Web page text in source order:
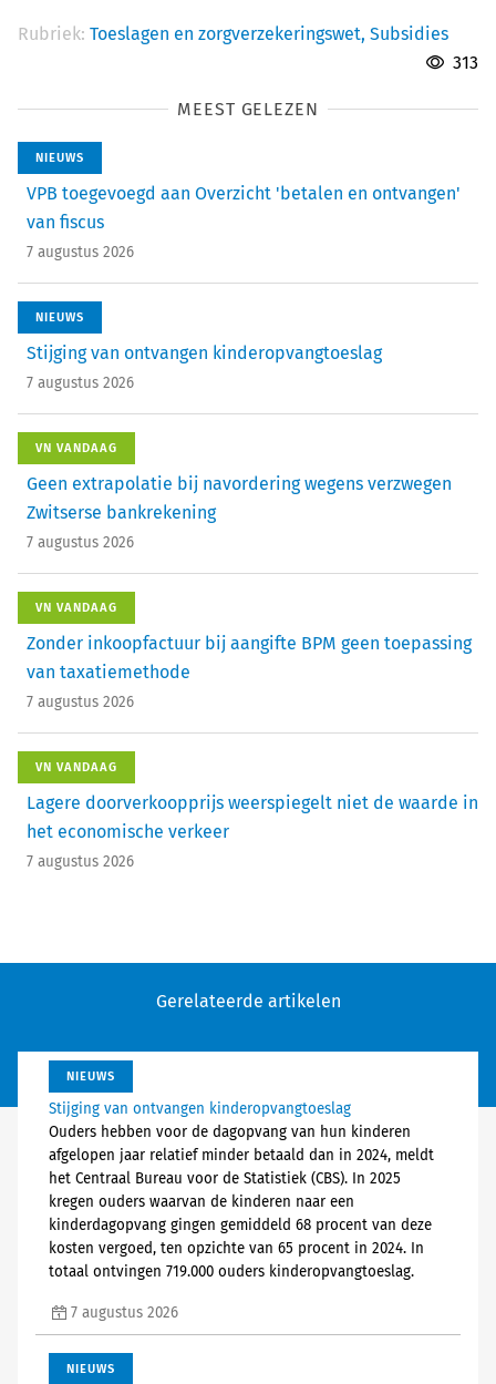
Rubriek: Toeslagen en zorgverzekeringswet, Subsidies
313
MEEST GELEZEN
NIEUWS
VPB toegevoegd aan Overzicht 'betalen en ontvangen'
van fiscus
7 augustus 2026
NIEUWS
Stijging van ontvangen kinderopvangtoeslag
7 augustus 2026
VN VANDAAG
Geen extrapolatie bij navordering wegens verzwegen
Zwitserse bankrekening
7 augustus 2026
VN VANDAAG
Zonder inkoopfactuur bij aangifte BPM geen toepassing
van taxatiemethode
7 augustus 2026
VN VANDAAG
Lagere doorverkoopprijs weerspiegelt niet de waarde in
het economische verkeer
7 augustus 2026
Gerelateerde artikelen
NIEUWS
Stijging van ontvangen kinderopvangtoeslag
Ouders hebben voor de dagopvang van hun kinderen
afgelopen jaar relatief minder betaald dan in 2024, meldt
het Centraal Bureau voor de Statistiek (CBS). In 2025
kregen ouders waarvan de kinderen naar een
kinderdagopvang gingen gemiddeld 68 procent van deze
kosten vergoed, ten opzichte van 65 procent in 2024. In
totaal ontvingen 719.000 ouders kinderopvangtoeslag.
7 augustus 2026
NIEUWS